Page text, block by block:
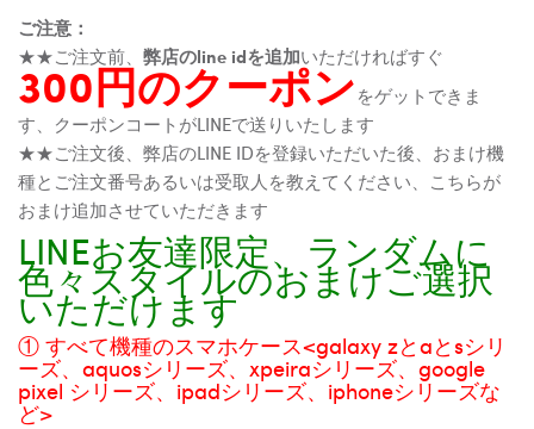
ご注意：
★★ご注文前、 弊店のline idを追加いただければすぐ
300円のクーポンをゲットできま
す、クーポンコートがLINEで送りいたします
★★ご注文後、弊店のLINE IDを登録いただいた後、おまけ機
種とご注文番号あるいは受取人を教えてください、こちらが
おまけ追加させていただきます
LINEお友達限定、ランダムに
色々スタイルのおまけご選択
いただけます
① すべて機種のスマホケース<galaxy zとaとsシリ
ーズ、aquosシリーズ、xpeiraシリーズ、google
pixel シリーズ、ipadシリーズ、iphoneシリーズな
ど>